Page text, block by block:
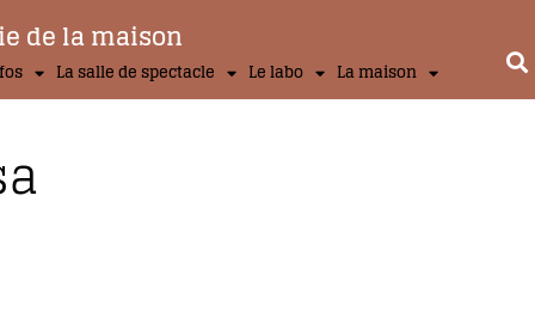
de la maison
La salle de spectacle Le labo La maison